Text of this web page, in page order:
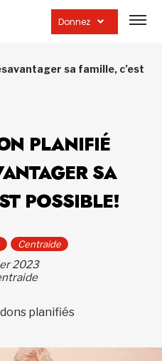
Donnez
la
sa famille, c’est
PLANIFIÉ
SA
POSSIBLE!
Centraide
2023
dons planifiés